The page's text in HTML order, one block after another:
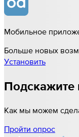
Мобильное
Больше новых
Установить
Подскажите
Как мы можем
Пройти опрос